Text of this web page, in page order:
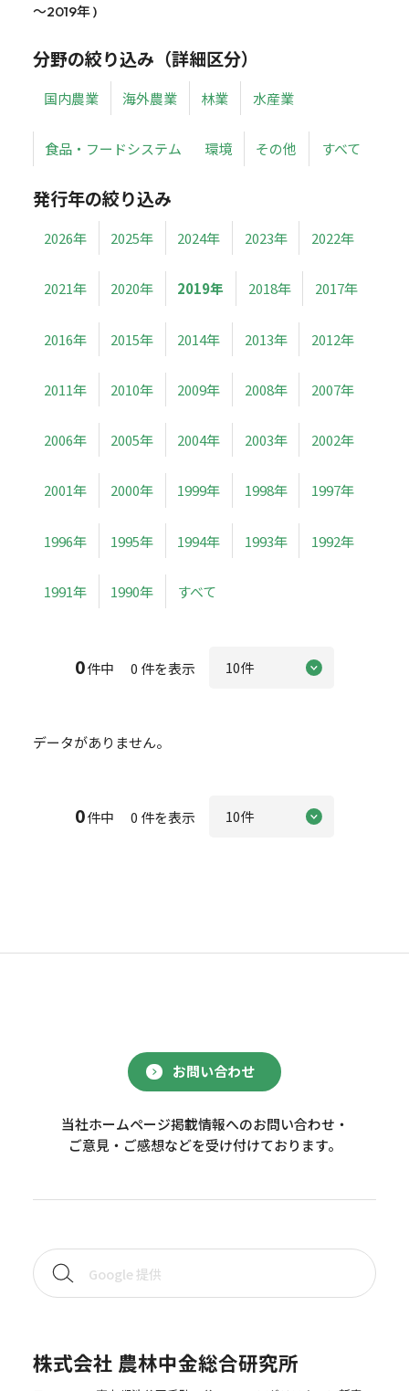
～2019年 )
分野の絞り込み（詳細区分）
国内農業 海外農業 林業 水産業
食品・フードシステム 環境 その他 すべて
発行年の絞り込み
2026年 2025年 2024年 2023年 2022年
2021年 2020年 2019年 2018年 2017年
2016年 2015年 2014年 2013年 2012年
2011年 2010年 2009年 2008年 2007年
2006年 2005年 2004年 2003年 2002年
2001年 2000年 1999年 1998年 1997年
1996年 1995年 1994年 1993年 1992年
1991年 1990年 すべて
0件中 0 件を表示
データがありません。
0件中 0 件を表示
お問い合わせ
当社ホームページ掲載情報へのお問い合わせ・
ご意見・ご感想などを受け付けております。
株式会社 農林中金総合研究所